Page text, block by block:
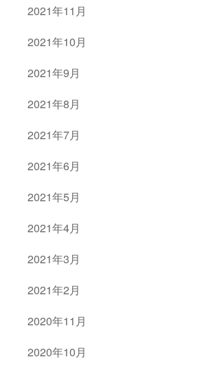
2021年11月
2021年10月
2021年9月
2021年8月
2021年7月
2021年6月
2021年5月
2021年4月
2021年3月
2021年2月
2020年11月
2020年10月